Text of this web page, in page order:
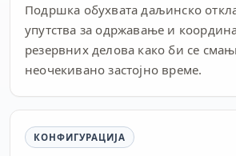
Подршка обухвата даљинско
упутства за одржавање и
резервних делова како би се
неочекивано застојно време.
КОНФИГУРАЦИЈА